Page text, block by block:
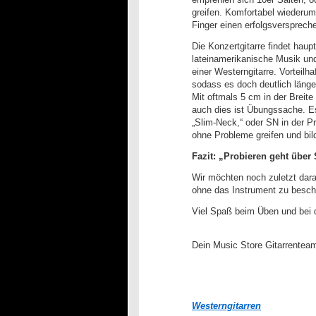
greifen. Komfortabel
Finger einen
Die Konzertgitarre findet
lateinamerikanische Musik
einer Westerngitarre.
sodass es doch deutlich
Mit oftmals 5 cm in der
auch dies ist Übungssache.
„Slim-Neck,“ oder SN in der
ohne Probleme greifen und
Fazit: „Probieren geht über
Wir möchten noch zuletzt
ohne das Instrument zu
Viel Spaß beim Üben und bei
Dein Music Store
Westerngitarren